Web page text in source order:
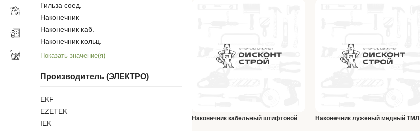
Гильза соед.
Наконечник
Наконечник каб.
Наконечник кольц.
Показать значение(я)
Производитель (ЭЛЕКТРО)
EKF
EZETEK
IEK
Наконечник кабельный штифтовой
Наконечник луженый медный ТМЛ